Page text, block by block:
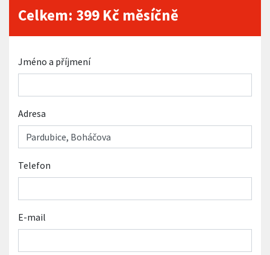
Celkem: 399 Kč měsíčně
Jméno a příjmení
Adresa
Telefon
E-mail